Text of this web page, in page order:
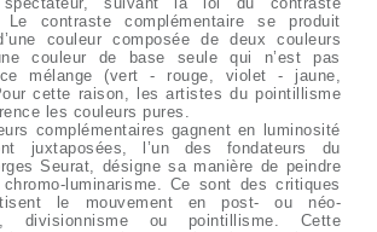
Le contraste complémentaire se produit
couleur composée de deux couleurs
couleur de base seule qui n’est pas
mélange (vert - rouge, violet - jaune,
cette raison, les artistes du pointillisme
les couleurs pures.
complémentaires gagnent en luminosité
juxtaposées, l’un des fondateurs du
Seurat, désigne sa manière de peindre
luminarisme. Ce sont des critiques
le mouvement en post- ou néo-
divisionnisme ou pointillisme. Cette